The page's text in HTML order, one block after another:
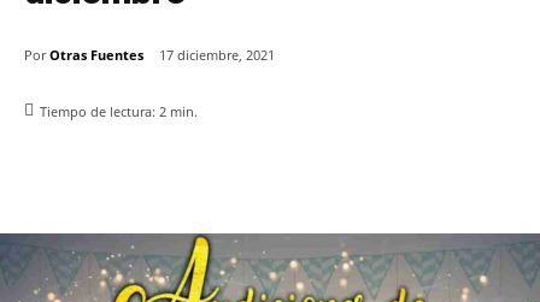
Por Otras Fuentes 17 diciembre, 2021
Tiempo de lectura: 2 min.